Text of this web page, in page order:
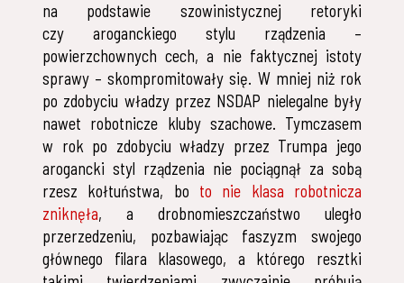
na podstawie szowinistycznej retoryki
czy aroganckiego stylu rządzenia –
powierzchownych cech, a nie faktycznej istoty
sprawy – skompromitowały się. W mniej niż rok
po zdobyciu władzy przez NSDAP nielegalne były
nawet robotnicze kluby szachowe. Tymczasem
w rok po zdobyciu władzy przez Trumpa jego
arogancki styl rządzenia nie pociągnął za sobą
rzesz kołtuństwa, bo to nie klasa robotnicza
zniknęła, a drobnomieszczaństwo uległo
przerzedzeniu, pozbawiając faszyzm swojego
głównego filara klasowego, a którego resztki